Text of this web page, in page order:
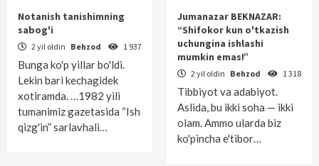
Notanish tanishimning
sabog'i
2 yil oldin Behzod 1 937
Bunga ko'p yillar bo'ldi.
Lekin bari kechagidek
xotiramda. …1982 yili
tumanimiz gazetasida “Ish
qizg'in” sarlavhali…
Jumanazar BEKNAZAR:
“Shifokor kun o'tkazish
uchungina ishlashi
mumkin emas!”
2 yil oldin Behzod 1 318
Tibbiyot va adabiyot.
Aslida, bu ikki soha — ikki
olam. Ammo ularda biz
ko'pincha e'tibor…